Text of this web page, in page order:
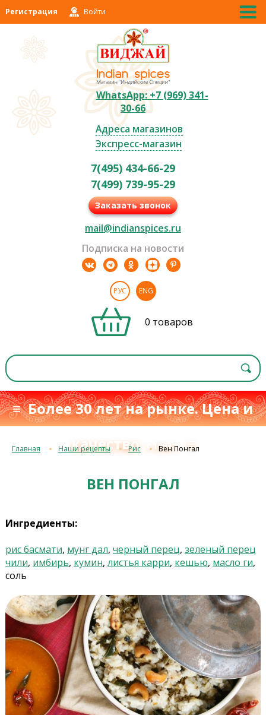
Регистрация Войти
WhatsApp: +7 (969) 341-
30-66
Адреса магазинов
Экспресс-магазин
7(495) 434-66-29
7(499) 739-95-29
Заказать звонок
mail@indianspices.ru
Подписка на новости
РУС ENG
0 товаров
≡ Более 30 лет на рынке. Цена и
качество
с 1993 г.≡
Главная Наши рецепты Рис Вен Понгал
ВЕН ПОНГАЛ
Ингредиенты:
рис басмати, мунг дал, черный перец, зеленый перец
чили, имбирь, кумин, листья карри, кешью, масло ги,
соль